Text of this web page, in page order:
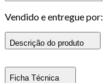
Vendido e entregue por:
Descrição do produto
Ficha Técnica